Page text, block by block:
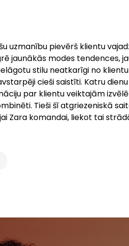
uzmanību pievērš klientu
jaunākās modes tendences,
stilu neatkarīgi no
cieši saistīti. Katru
par klientu veiktajām
Tieši šī atgriezeniskā
Zara komandai, liekot tai